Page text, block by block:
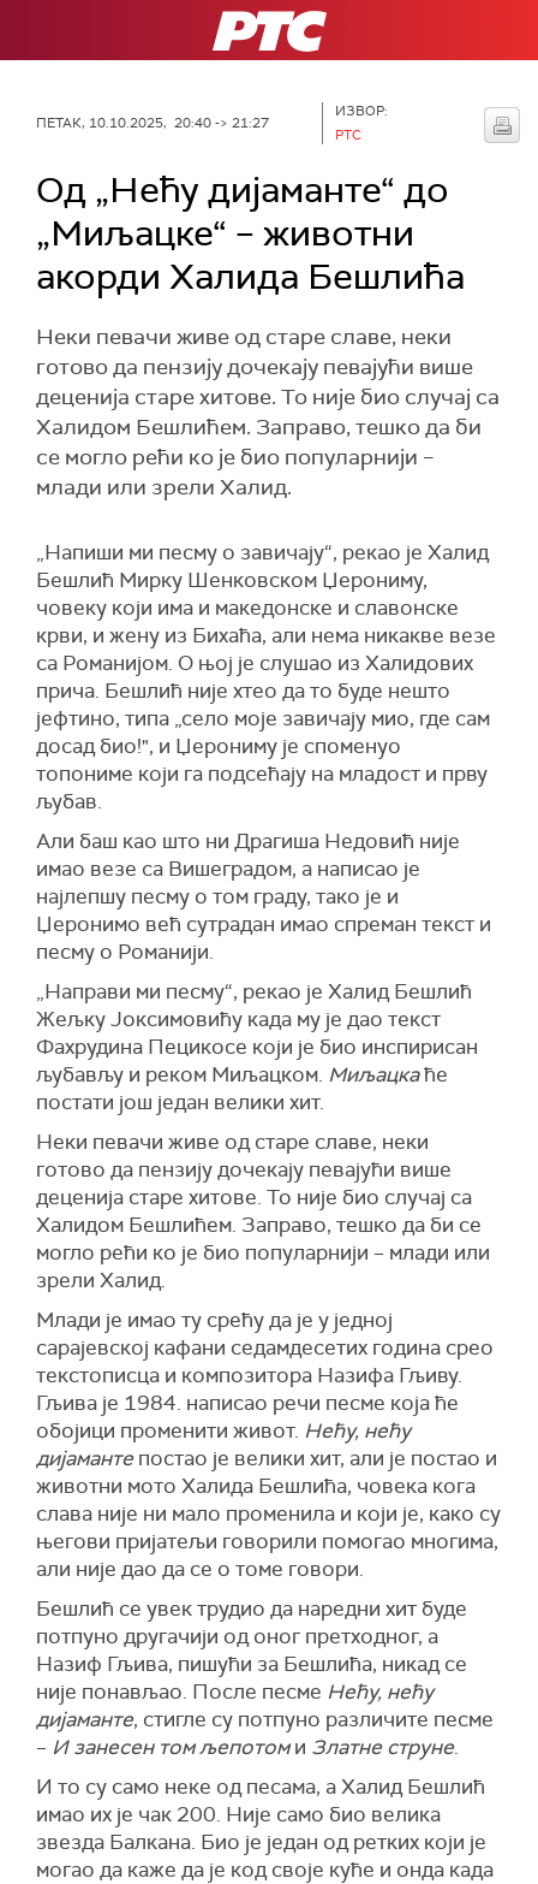
РТС
ПЕТАК, 10.10.2025, 20:40 -> 21:27
ИЗВОР:
РТС
Од „Нећу дијаманте“ до
„Миљацке“ – животни
акорди Халида Бешлића
Неки певачи живе од старе славе, неки
готово да пензију дочекају певајући више
деценија старе хитове. То није био случај са
Халидом Бешлићем. Заправо, тешко да би
се могло рећи ко је био популарнији –
млади или зрели Халид.
„Напиши ми песму о завичају“, рекао је Халид
Бешлић Мирку Шенковском Џерониму,
човеку који има и македонске и славонске
крви, и жену из Бихаћа, али нема никакве везе
са Романијом. О њој је слушао из Халидових
прича. Бешлић није хтео да то буде нешто
јефтино, типа „село моје завичају мио, где сам
досад био!", и Џерониму је споменуо
топониме који га подсећају на младост и прву
љубав.
Али баш као што ни Драгиша Недовић није
имао везе са Вишеградом, а написао је
најлепшу песму о том граду, тако је и
Џеронимо већ сутрадан имао спреман текст и
песму о Романији.
„Направи ми песму“, рекао је Халид Бешлић
Жељку Јоксимовићу када му је дао текст
Фахрудина Пецикосе који је био инспирисан
љубављу и реком Миљацком. Миљацкаће
постати још један велики хит.
Неки певачи живе од старе славе, неки
готово да пензију дочекају певајући више
деценија старе хитове. То није био случај са
Халидом Бешлићем. Заправо, тешко да би се
могло рећи ко је био популарнији – млади или
зрели Халид.
Млади је имао ту срећу да је у једној
сарајевској кафани седамдесетих година срео
текстописца и композитора Назифа Гљиву.
Гљива је 1984. написао речи песме која ће
обојици променити живот. Нећу, нећу
дијамантепостао је велики хит, али је постао и
животни мото Халида Бешлића, човека кога
слава није ни мало променила и који је, како су
његови пријатељи говорили помогао многима,
али није дао да се о томе говори.
Бешлић се увек трудио да наредни хит буде
потпуно другачији од оног претходног, а
Назиф Гљива, пишући за Бешлића, никад се
није понављао. После песме Нећу, нећу
дијаманте, стигле су потпуно различите песме
– И занесен том љепотоми Златне струне.
И то су само неке од песама, а Халид Бешлић
имао их је чак 200. Није само био велика
звезда Балкана. Био је један од ретких који је
могао да каже да је код своје куће и онда када